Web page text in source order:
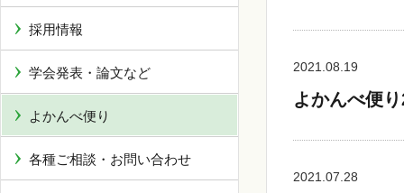
2021.08.19
よかんべ便
2021.07.28
採用情報
学会発表・論文など
よかんべ便り
各種ご相談・お問い合わせ